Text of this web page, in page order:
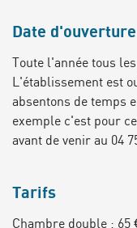
Date d'ouverture
Toute l'année tous
L'établissement est
absentons de temps
exemple c'est pour
avant de venir au 04
Tarifs
Chambre double : 65